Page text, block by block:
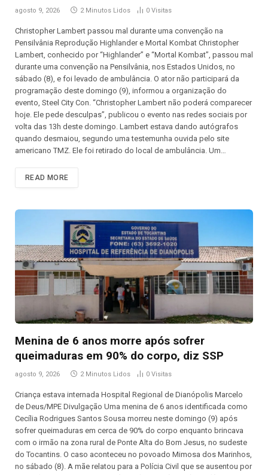
agosto 9, 2026 2 Minutos Lidos 0 Visitas
Christopher Lambert passou mal durante uma convenção na
Pensilvânia Reprodução Highlander e Mortal Kombat Christopher
Lambert, conhecido por “Highlander” e “Mortal Kombat”, passou mal
durante uma convenção na Pensilvânia, nos Estados Unidos, no
sábado (8), e foi levado de ambulância. O ator não participará da
programação deste domingo (9), informou a organização do
evento, Steel City Con. “Christopher Lambert não poderá comparecer
hoje. Ele pede desculpas”, publicou o evento nas redes sociais por
volta das 13h deste domingo. Lambert estava dando autógrafos
quando desmaiou, segundo uma testemunha ouvida pelo site
americano TMZ. Ele foi retirado do local de ambulância. Um…
READ MORE
Menina de 6 anos morre após sofrer
queimaduras em 90% do corpo, diz SSP
agosto 9, 2026 2 Minutos Lidos 0 Visitas
Criança estava internada Hospital Regional de Dianópolis Marcelo
de Deus/MPE Divulgação Uma menina de 6 anos identificada como
Cecília Rodrigues Santos Sousa morreu neste domingo (9) após
sofrer queimaduras em cerca de 90% do corpo enquanto brincava
com o irmão na zona rural de Ponte Alta do Bom Jesus, no sudeste
do Tocantins. O caso aconteceu no povoado Mimosa dos Marinhos,
no sábado (8). A mãe relatou para a Polícia Civil que se ausentou por